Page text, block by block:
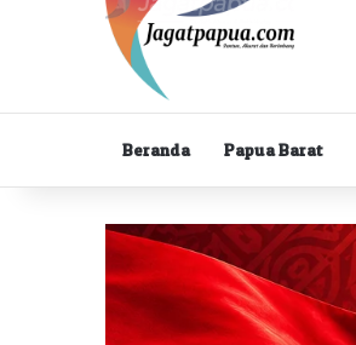
Beranda Papua Barat